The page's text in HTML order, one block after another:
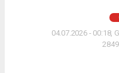
04.07.2026 - 00:18,